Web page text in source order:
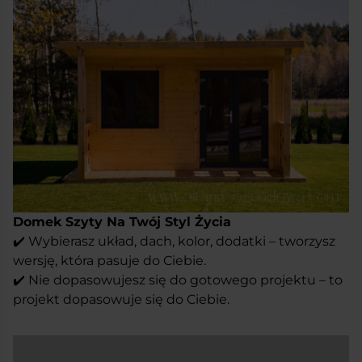
Domek Szyty Na Twój Styl Życia
✔️ Wybierasz układ, dach, kolor, dodatki – tworzysz
wersję, która pasuje do Ciebie.
✔️ Nie dopasowujesz się do gotowego projektu – to
projekt dopasowuje się do Ciebie.